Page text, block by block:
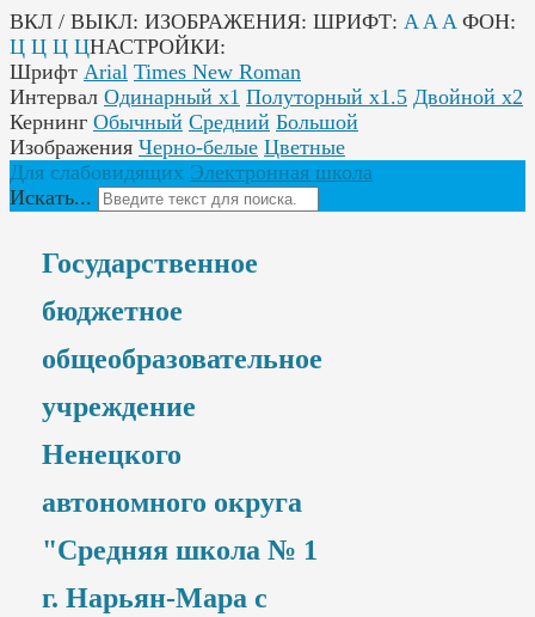
ВКЛ / ВЫКЛ: ИЗОБРАЖЕНИЯ: ШРИФТ: A A A ФОН:
Ц Ц Ц ЦНАСТРОЙКИ:
Шрифт Arial Times New Roman
Интервал Одинарный х1 Полуторный х1.5 Двойной х2
Кернинг Обычный Средний Большой
Изображения Черно-белые Цветные
Для слабовидящих Электронная школа
Искать...
Государственное
бюджетное
общеобразовательное
учреждение
Ненецкого
автономного округа
"Средняя школа № 1
г. Нарьян-Мара с